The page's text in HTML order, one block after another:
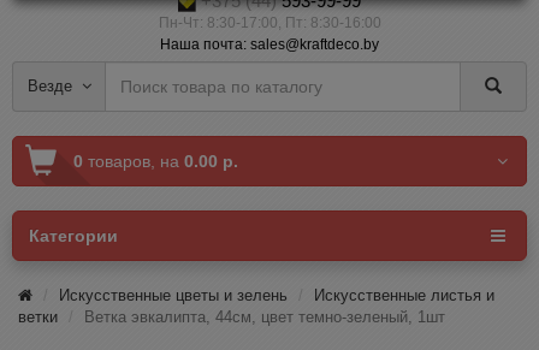
Пн-Чт: 8:30-17:00, Пт: 8:30-16:00
Наша почта: sales@kraftdeco.by
Везде
0 товаров, на 0.00 р.
Категории
Искусственные цветы и зелень
Искусственные листья и
ветки
Ветка эвкалипта, 44см, цвет темно-зеленый, 1шт